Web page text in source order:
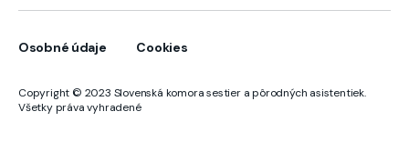
Osobné údaje Cookies
Copyright © 2023 Slovenská komora sestier a pôrodných asistentiek.
Všetky práva vyhradené